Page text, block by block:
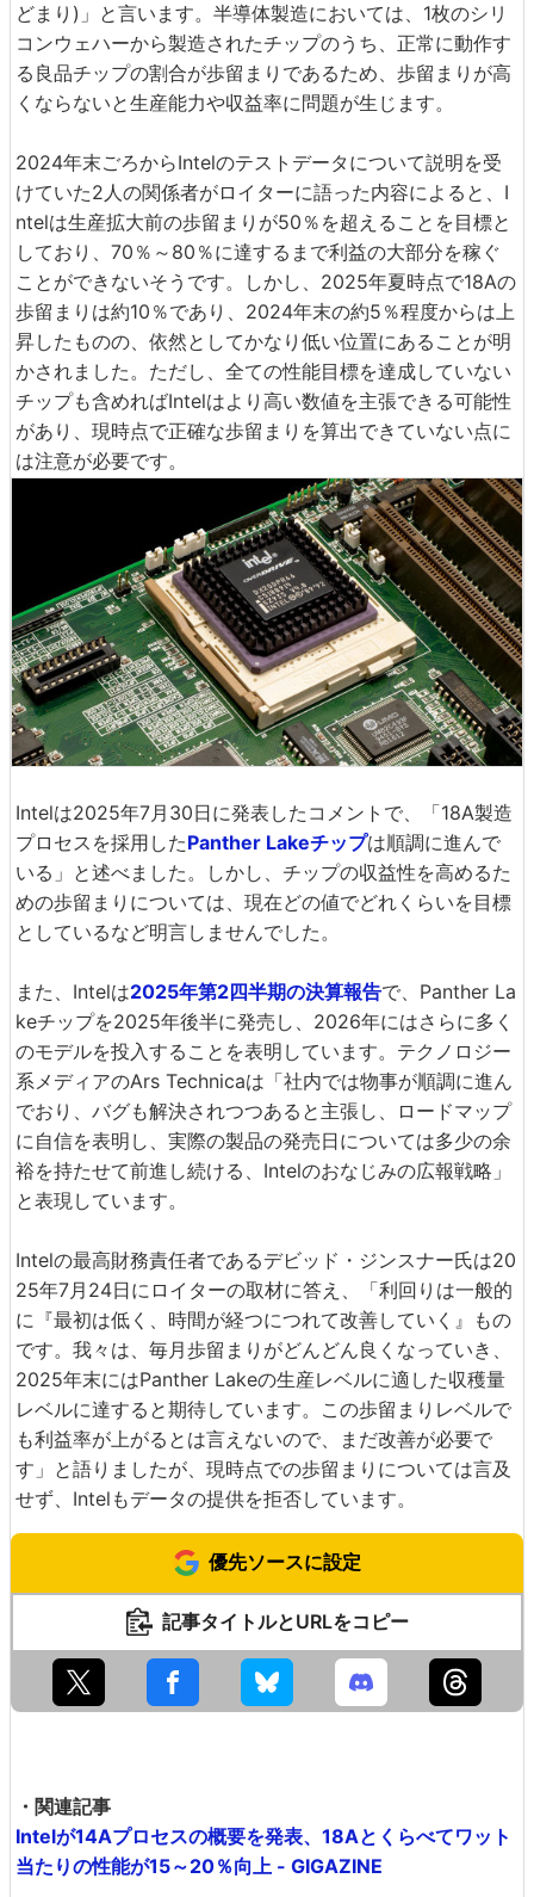
どまり)」と言います。半導体製造においては、1枚のシリ
コンウェハーから製造されたチップのうち、正常に動作す
る良品チップの割合が歩留まりであるため、歩留まりが高
くならないと生産能力や収益率に問題が生じます。
2024年末ごろからIntelのテストデータについて説明を受
けていた2人の関係者がロイターに語った内容によると、I
ntelは生産拡大前の歩留まりが50％を超えることを目標と
しており、70％～80％に達するまで利益の大部分を稼ぐ
ことができないそうです。しかし、2025年夏時点で18Aの
歩留まりは約10％であり、2024年末の約5％程度からは上
昇したものの、依然としてかなり低い位置にあることが明
かされました。ただし、全ての性能目標を達成していない
チップも含めればIntelはより高い数値を主張できる可能性
があり、現時点で正確な歩留まりを算出できていない点に
は注意が必要です。
Intelは2025年7月30日に発表したコメントで、「18A製造
プロセスを採用したPanther Lakeチップは順調に進んで
いる」と述べました。しかし、チップの収益性を高めるた
めの歩留まりについては、現在どの値でどれくらいを目標
としているなど明言しませんでした。
また、Intelは2025年第2四半期の決算報告で、Panther La
keチップを2025年後半に発売し、2026年にはさらに多く
のモデルを投入することを表明しています。テクノロジー
系メディアのArs Technicaは「社内では物事が順調に進ん
でおり、バグも解決されつつあると主張し、ロードマップ
に自信を表明し、実際の製品の発売日については多少の余
裕を持たせて前進し続ける、Intelのおなじみの広報戦略」
と表現しています。
Intelの最高財務責任者であるデビッド・ジンスナー氏は20
25年7月24日にロイターの取材に答え、「利回りは一般的
に『最初は低く、時間が経つにつれて改善していく』もの
です。我々は、毎月歩留まりがどんどん良くなっていき、
2025年末にはPanther Lakeの生産レベルに適した収穫量
レベルに達すると期待しています。この歩留まりレベルで
も利益率が上がるとは言えないので、まだ改善が必要で
す」と語りましたが、現時点での歩留まりについては言及
せず、Intelもデータの提供を拒否しています。
優先ソースに設定
記事タイトルとURLをコピー
・関連記事
Intelが14Aプロセスの概要を発表、18Aとくらべてワット
当たりの性能が15～20％向上 - GIGAZINE